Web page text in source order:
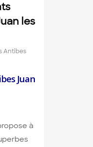
les
Antibes
Juan
à